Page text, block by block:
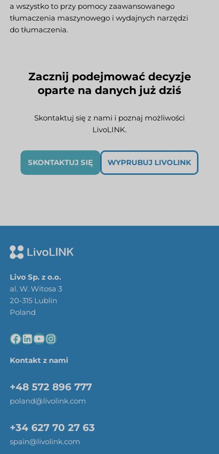
a wszystko to przy pomocy zaawansowanego
tłumaczenia maszynowego i wydajnych narzędzi
do tłumaczenia.
Zacznij podejmować decyzje
oparte na danych już dziś
Skontaktuj się z nami i poznaj możliwości
LivoLINK.
SKONTAKTUJ SIĘ WYPRUBUJ LIVOLINK
Livo Sp. z o.o.
al. W. Witosa 3
20-315 Lublin
Poland
Kontakt z nami
+48 572 896 777
poland@livolink.com
+34 627 70 27 63
spain@livolink.com